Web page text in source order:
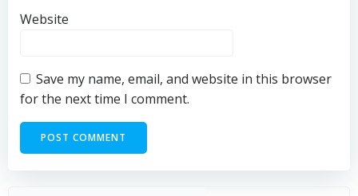
Website
Save my name, email, and website in this browser
for the next time I comment.